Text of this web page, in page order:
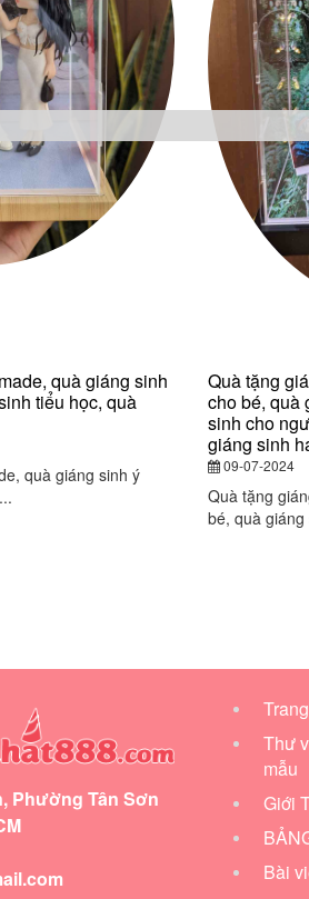
quà giáng sinh
tiểu học, quà
quà giáng sinh ý
Quà tặng
cho bé, quà
sinh cho
giáng sinh
09-07-2024
Quà tặng
bé, quà
Phường Tân Sơn
Thư
mẫu
Giới
Bài